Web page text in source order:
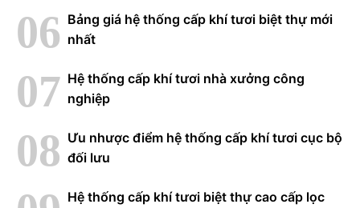
Bảng giá hệ thống cấp khí tươi biệt thự mới
nhất
Hệ thống cấp khí tươi nhà xưởng công
nghiệp
Ưu nhược điểm hệ thống cấp khí tươi cục bộ
đối lưu
Hệ thống cấp khí tươi biệt thự cao cấp lọc